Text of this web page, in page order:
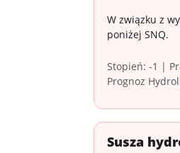
W związku z
poniżej SNQ.
Stopień: -1 |
Prognoz
Susza